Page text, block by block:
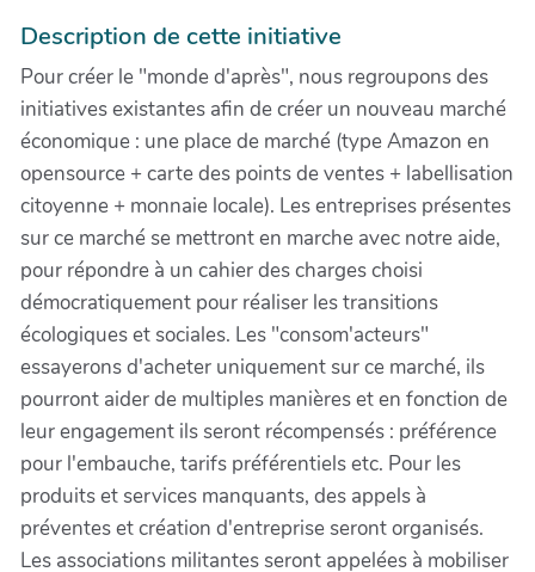
Description de cette initiative
Pour créer le "monde d'après", nous regroupons des
initiatives existantes afin de créer un nouveau marché
économique : une place de marché (type Amazon en
opensource + carte des points de ventes + labellisation
citoyenne + monnaie locale). Les entreprises présentes
sur ce marché se mettront en marche avec notre aide,
pour répondre à un cahier des charges choisi
démocratiquement pour réaliser les transitions
écologiques et sociales. Les "consom'acteurs"
essayerons d'acheter uniquement sur ce marché, ils
pourront aider de multiples manières et en fonction de
leur engagement ils seront récompensés : préférence
pour l'embauche, tarifs préférentiels etc. Pour les
produits et services manquants, des appels à
préventes et création d'entreprise seront organisés.
Les associations militantes seront appelées à mobiliser